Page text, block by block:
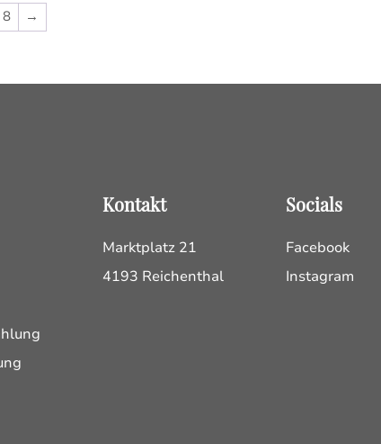
8 →
Kontakt
Marktplatz 21
4193 Reichenthal
Socials
Facebook
Instagram